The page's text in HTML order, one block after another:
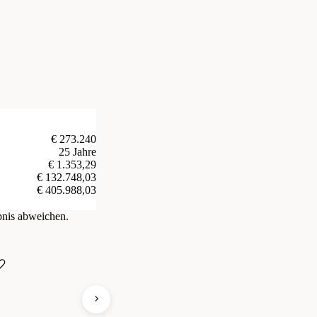
€ 273.240
25 Jahre
€ 1.353,29
€ 132.748,03
€ 405.988,03
abweichen.